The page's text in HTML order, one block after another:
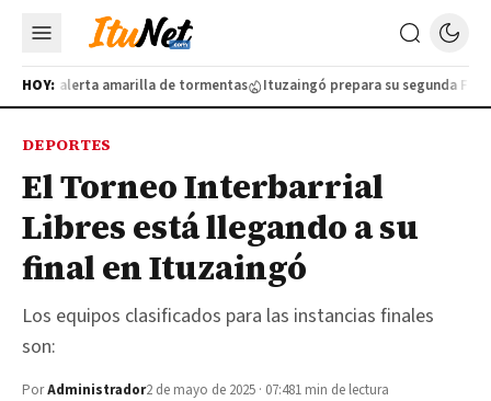
HOY:
por alerta amarilla de tormentas Ituzaingó prepara su segunda Feria
DEPORTES
El Torneo Interbarrial
Libres está llegando a su
final en Ituzaingó
Los equipos clasificados para las instancias finales
son:
PorAdministrador2 de mayo de 2025 · 07:481 min de lectura